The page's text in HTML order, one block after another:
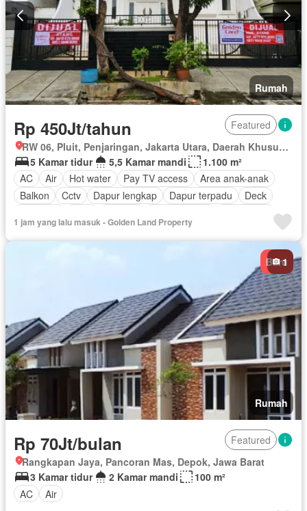
Rumah
Rp 450Jt/tahun
Featured
RW 06, Pluit, Penjaringan, Jakarta Utara, Daerah Khusus Ibukota Jakarta
5 Kamar tidur
5,5 Kamar mandi
1.100 m²
AC
Air Hot water Pay TV access
Area anak-anak
Balkon
Cctv Dapur lengkap Dapur terpadu
Deck
Keamanan 24 jam
Lapangan tenis
Taman
Sebagian perabotan
1 jam yang lalu masuk - Golden Land Property
Baru
Rumah
1
Rp 70Jt/bulan
Featured
Rangkapan Jaya, Pancoran Mas, Depok, Jawa Barat
3 Kamar tidur
2 Kamar mandi
100 m²
AC
Air